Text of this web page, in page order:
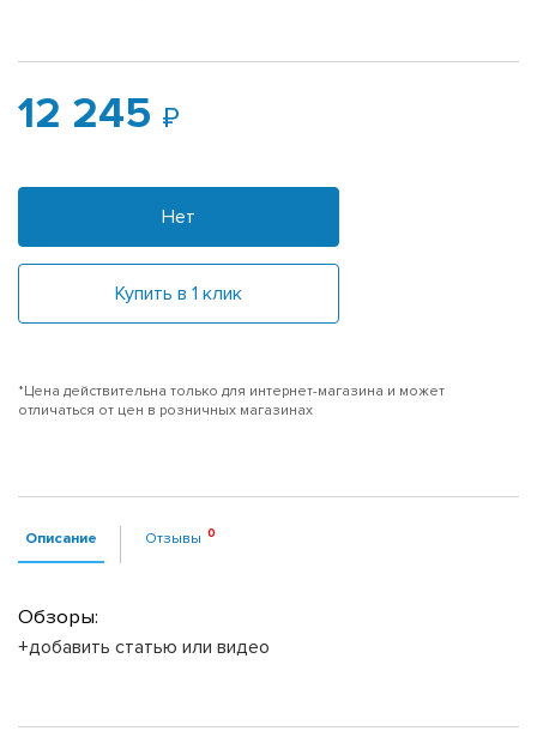
12 245
Нет
Купить в 1 клик
*Цена действительна только для интернет-магазина и может
отличаться от цен в розничных магазинах
Описание Отзывы
Обзоры:
+добавить статью или видео